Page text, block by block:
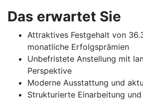
Das erwartet Sie
Attraktives Festgehalt von
monatliche Erfolgsprämien
Unbefristete Anstellung mit
Perspektive
Moderne Ausstattung und
Strukturierte Einarbeitung